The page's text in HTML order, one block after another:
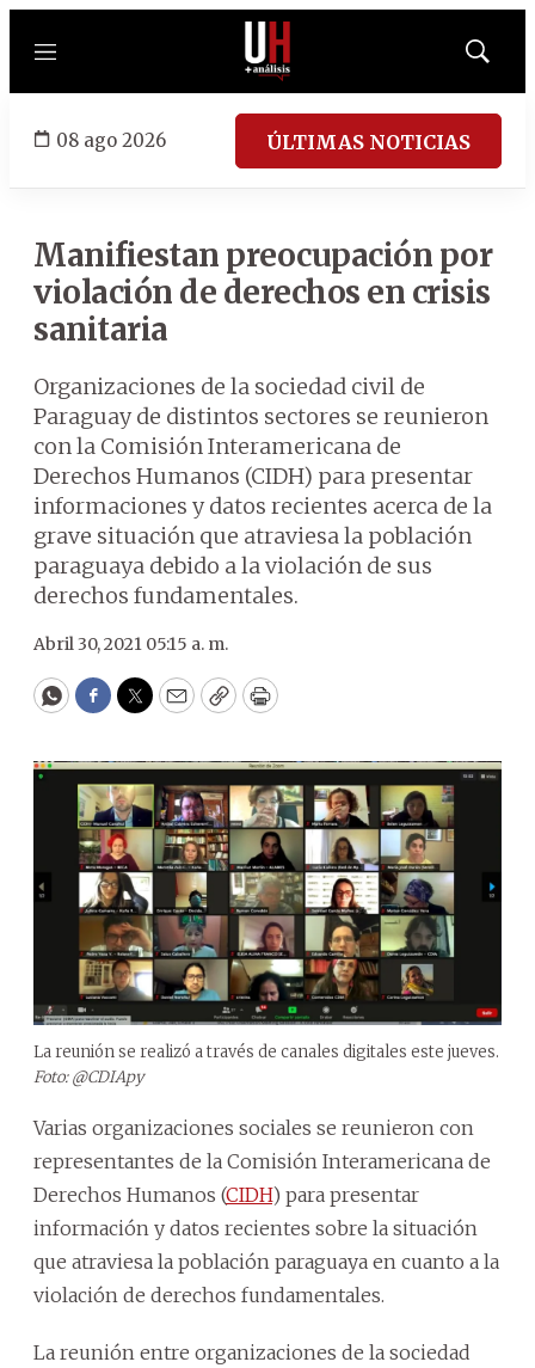
Menú
Mostrar
08 ago 2026 ÚLTIMAS NOTICIAS
Manifiestan preocupación por
violación de derechos en crisis
sanitaria
Organizaciones de la sociedad civil de
Paraguay de distintos sectores se reunieron
con la Comisión Interamericana de
Derechos Humanos (CIDH) para presentar
informaciones y datos recientes acerca de la
grave situación que atraviesa la población
paraguaya debido a la violación de sus
derechos fundamentales.
Abril 30, 2021 05:15 a. m.
WhatsApp
Facebook
Twitter
EmailCopyPrint
La reunión se realizó a través de canales digitales este jueves.
Foto: @CDIApy
Varias organizaciones sociales se reunieron con
representantes de la Comisión Interamericana de
Derechos Humanos (CIDH) para presentar
información y datos recientes sobre la situación
que atraviesa la población paraguaya en cuanto a la
violación de derechos fundamentales.
La reunión entre organizaciones de la sociedad